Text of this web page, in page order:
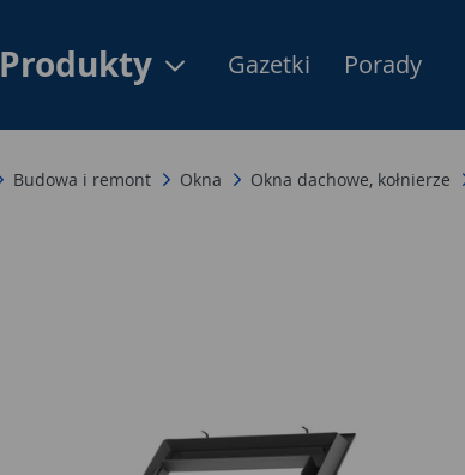
Produkty Gazetki Porady
Budowa i remont Okna Okna dachowe, kołnierze